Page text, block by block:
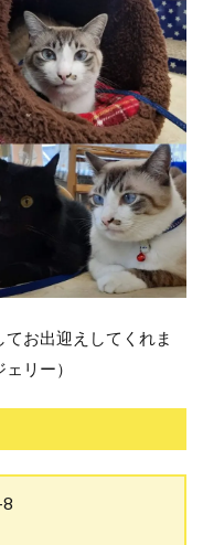
お出迎えしてくれま
リー）